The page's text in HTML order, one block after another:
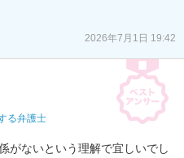
2026年7月1日 19:42
る弁護士
がないという理解で宜しいでし